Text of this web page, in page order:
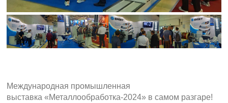
Международная промышленная
выставка «Металлообработка-2024» в самом разгаре!